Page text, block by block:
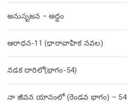
అనుసృజన – అద్దం
ఆరాధన-11 (ధారావాహిక నవల)
నడక దారిలో(భాగం-54)
నా జీవన యానంలో (రెండవ భాగం) – 54